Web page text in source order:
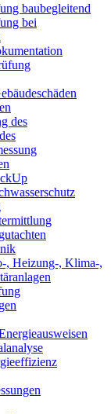
baubegleitend
bei
des
, Heizung-, Klima-,